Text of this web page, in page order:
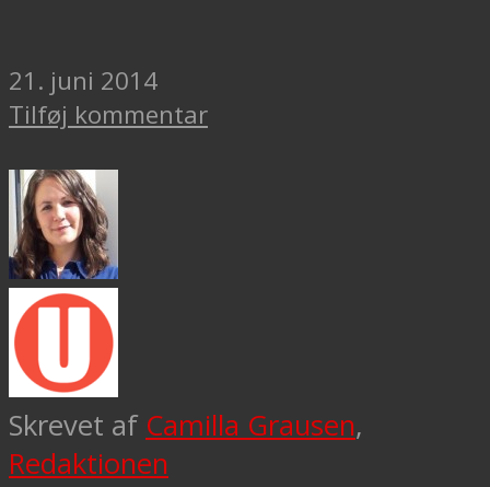
21. juni 2014
Tilføj kommentar
Skrevet af Camilla Grausen,
Redaktionen